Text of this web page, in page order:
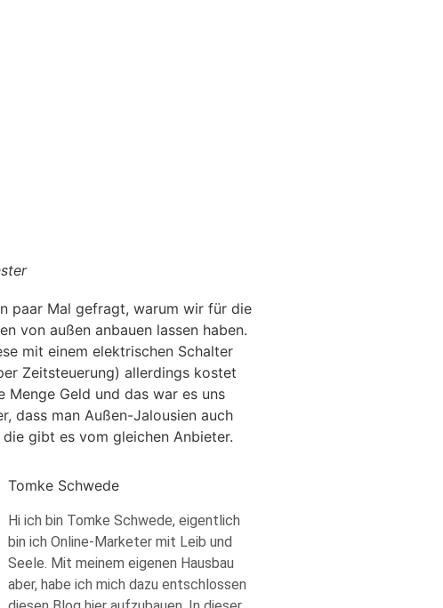
paar Mal gefragt, warum wir für die
von außen anbauen lassen haben.
mit einem elektrischen Schalter
Zeitsteuerung) allerdings kostet
Menge Geld und das war es uns
dass man Außen-Jalousien auch
gibt es vom gleichen Anbieter.
Tomke Schwede
Hi ich bin Tomke Schwede, eigentlich
bin ich Online-Marketer mit Leib und
Seele. Mit meinem eigenen Hausbau
aber, habe ich mich dazu entschlossen